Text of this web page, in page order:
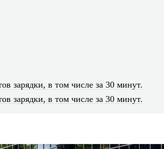
зарядки, в том числе за 30 минут.
зарядки, в том числе за 30 минут.